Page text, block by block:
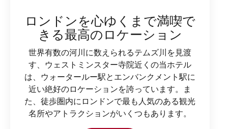
ロンドンを心ゆくまで満喫で
きる最高のロケーション
世界有数の河川に数えられるテムズ川を見渡
す、ウェストミンスター寺院近くの当ホテル
は、ウォータールー駅とエンバンクメント駅に
近い絶好のロケーションを誇っています。ま
た、徒歩圏内にロンドンで最も人気のある観光
名所やアトラクションがいくつもあります。